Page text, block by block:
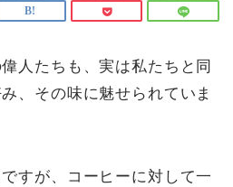
人たちも、実は私たちと同
、その味に魅せられていま
すが、コーヒーに対して一